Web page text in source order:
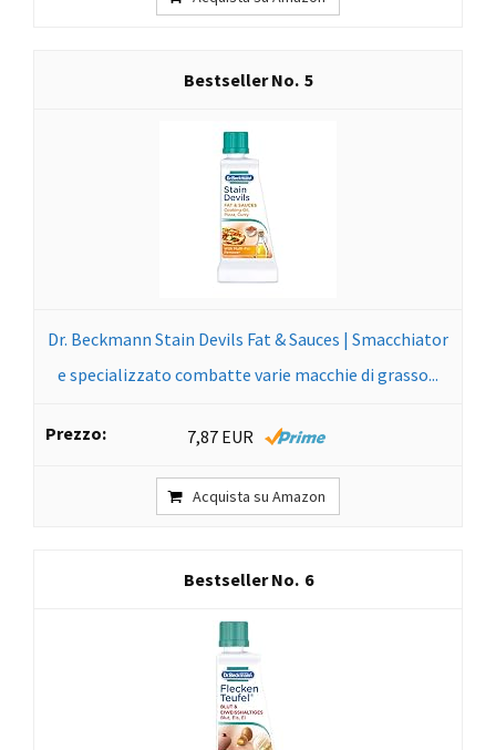
5
Dr. Beckmann Stain Devils Fat & Sauces | Smacchiator
e specializzato combatte varie macchie di grasso...
7,87 EUR
Acquista su Amazon
6